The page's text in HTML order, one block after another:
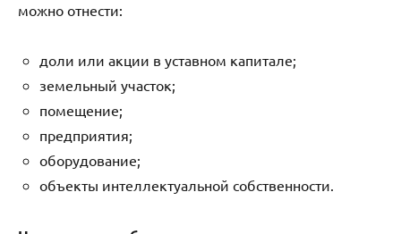
можно отнести:
доли или акции в уставном капитале;
земельный участок;
помещение;
предприятия;
оборудование;
объекты интеллектуальной собственности.